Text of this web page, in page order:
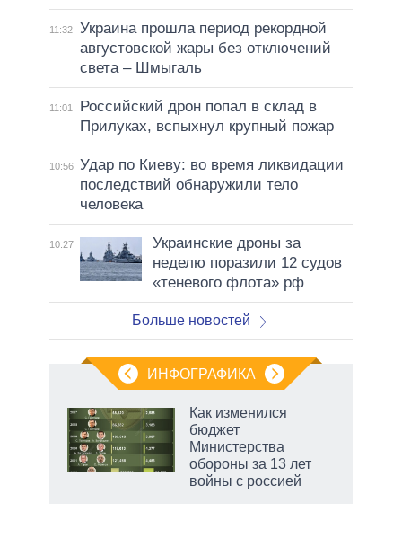
11:32
Украина прошла период рекордной
августовской жары без отключений
света – Шмыгаль
11:01
Российский дрон попал в склад в
Прилуках, вспыхнул крупный пожар
10:56 Удар по Киеву: во время ликвидации
последствий обнаружили тело
человека
10:27
Украинские дроны за
неделю поразили 12 судов
«теневого флота» рф
Больше новостей
ИНФОГРАФИКА
Как изменился
бюджет
Министерства
обороны за 13 лет
войны с россией